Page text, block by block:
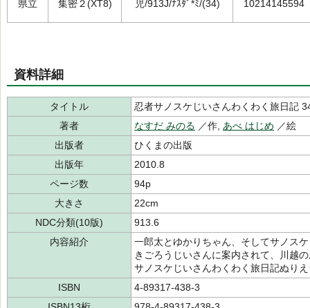
県立 集密２(XT8) 児/913J/ﾅｽﾀﾞ*ﾐ/(34) 10214145594
資料詳細
タイトル
忍者サノスケじいさんわくわく旅日記
著者
なすだ みのる ／作, あべ はじめ ／絵
出版者
ひくまの出版
出版年
2010.8
ページ数
94p
大きさ
22cm
NDC分類(10版)
913.6
内容紹介
一郎太とゆかりちゃん、そしてサノス
きごろうじいさんに案内されて、川越
サノスケじいさんわくわく旅日記ぬり
ISBN
4-89317-438-3